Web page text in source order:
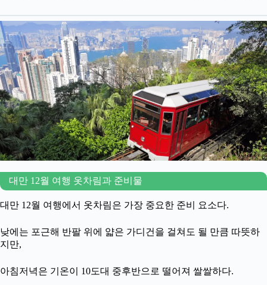
대만 12월 여행 옷차림과 준비물
대만 12월 여행에서 옷차림은 가장 중요한 준비 요소다.
낮에는 포근해 반팔 위에 얇은 가디건을 걸쳐도 될 만큼 따뜻하
지만,
아침저녁은 기온이 10도대 중후반으로 떨어져 쌀쌀하다.